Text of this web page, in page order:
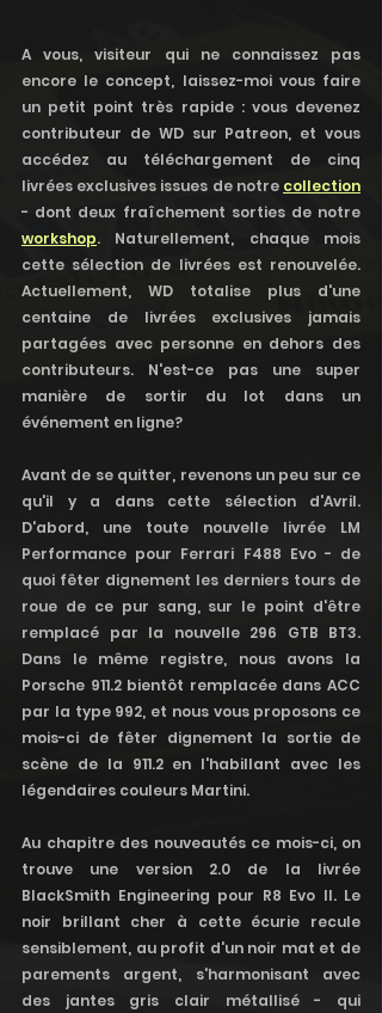
A vous, visiteur qui ne connaissez pas
encore le concept, laissez-moi vous faire
un petit point très rapide : vous devenez
contributeur de WD sur Patreon, et vous
accédez au téléchargement de cinq
livrées exclusives issues de notre collection
workshop. Naturellement, chaque mois
cette sélection de livrées est renouvelée.
Actuellement, WD totalise plus d'une
centaine de livrées exclusives jamais
partagées avec personne en dehors des
contributeurs. N'est-ce pas une super
manière de sortir du lot dans un
événement en ligne?
Avant de se quitter, revenons un peu sur ce
qu'il y a dans cette sélection d'Avril.
D'abord, une toute nouvelle livrée LM
Performance pour Ferrari F488 Evo - de
quoi fêter dignement les derniers tours de
roue de ce pur sang, sur le point d'être
remplacé par la nouvelle 296 GTB BT3.
Dans le même registre, nous avons la
Porsche 911.2 bientôt remplacée dans ACC
par la type 992, et nous vous proposons ce
mois-ci de fêter dignement la sortie de
scène de la 911.2 en l'habillant avec les
légendaires couleurs Martini.
Au chapitre des nouveautés ce mois-ci, on
trouve une version 2.0 de la livrée
BlackSmith Engineering pour R8 Evo II. Le
noir brillant cher à cette écurie recule
sensiblement, au profit d'un noir mat et de
parements argent, s'harmonisant avec
des jantes gris clair métallisé - qui